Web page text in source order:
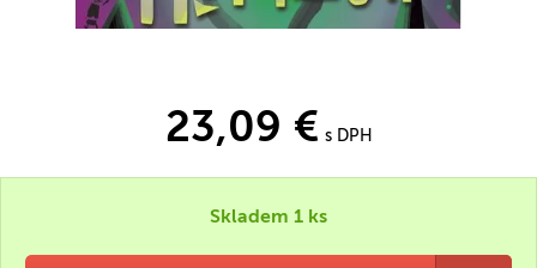
23,09 € s DPH
Skladem 1 ks